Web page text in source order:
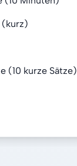
(kurz)
(10 kurze Sätze)